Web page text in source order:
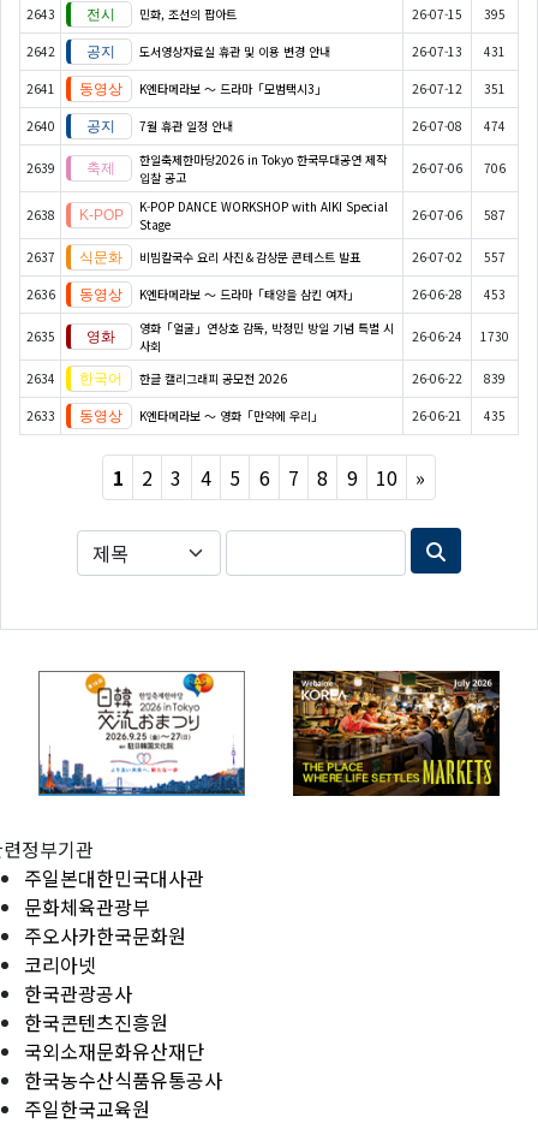
2643 민화, 조선의 팝아트 26-07-15 395
2642 도서영상자료실 휴관 및 이용 변경 안내 26-07-13 431
2641 K엔타메라보 ～ 드라마「모범택시3」 26-07-12 351
2640 7월 휴관 일정 안내 26-07-08 474
2639
한일축제한마당2026 in Tokyo 한국무대공연 제작
입찰 공고
26-07-06 706
2638
K-POP DANCE WORKSHOP with AIKI Special
Stage
26-07-06 587
2637 비빔칼국수 요리 사진＆감상문 콘테스트 발표 26-07-02 557
2636 K엔타메라보 ～ 드라마「태양을 삼킨 여자」 26-06-28 453
2635
영화「얼굴」연상호 감독, 박정민 방일 기념 특별 시
사회
26-06-24 1730
2634 한글 캘리그래피 공모전 2026 26-06-22 839
2633 K엔타메라보 ～ 영화「만약에 우리」 26-06-21 435
1 2 3 4 5 6 7 8 9 10 »
정부기관
주일본대한민국대사관
문화체육관광부
주오사카한국문화원
코리아넷
한국관광공사
한국콘텐츠진흥원
국외소재문화유산재단
한국농수산식품유통공사
주일한국교육원